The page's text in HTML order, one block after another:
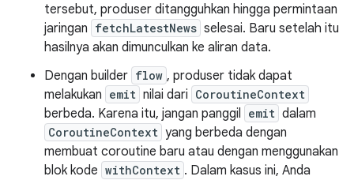
tersebut, produser ditangguhkan hingga permintaan
jaringan fetchLatestNews selesai. Baru setelah itu
hasilnya akan dimunculkan ke aliran data.
Dengan builder flow , produser tidak dapat
melakukan emit nilai dari CoroutineContext
berbeda. Karena itu, jangan panggil emit dalam
CoroutineContext yang berbeda dengan
membuat coroutine baru atau dengan menggunakan
blok kode withContext . Dalam kasus ini, Anda